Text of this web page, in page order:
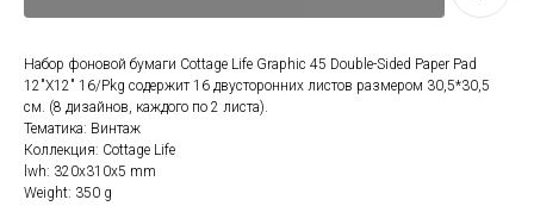
Набор фоновой бумаги Cottage Life Graphic 45 Double-Sided Paper Pad
12"X12" 16/Pkg содержит 16 двусторонних листов размером 30,5*30,5
см. (8 дизайнов, каждого по 2 листа).
Тематика: Винтаж
Коллекция: Cottage Life
lwh: 320x310x5 mm
Weight: 350 g